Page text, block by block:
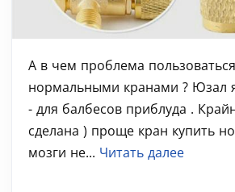
А в чем проблема
нормальными кранами ? Юзал
- для балбесов приблуда .
сделана ) проще кран купить
мозги не... Читать далее